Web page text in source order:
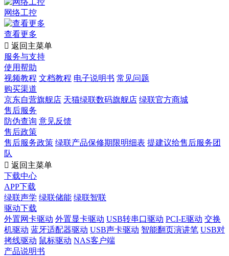
网络工控
查看更多
 返回主菜单
服务与支持
使用帮助
视频教程 文档教程 电子说明书 常见问题
购买渠道
京东自营旗舰店 天猫绿联数码旗舰店 绿联官方商城
售后服务
防伪查询 意见反馈
售后政策
售后服务政策 绿联产品保修期限明细表 提建议给售后服务团
队
 返回主菜单
下载中心
APP下载
绿联声学 绿联储能 绿联智联
驱动下载
外置网卡驱动 外置显卡驱动 USB转串口驱动 PCI-E驱动 交换
机驱动 蓝牙适配器驱动 USB声卡驱动 智能翻页演讲笔 USB对
拷线驱动 鼠标驱动 NAS客户端
产品说明书